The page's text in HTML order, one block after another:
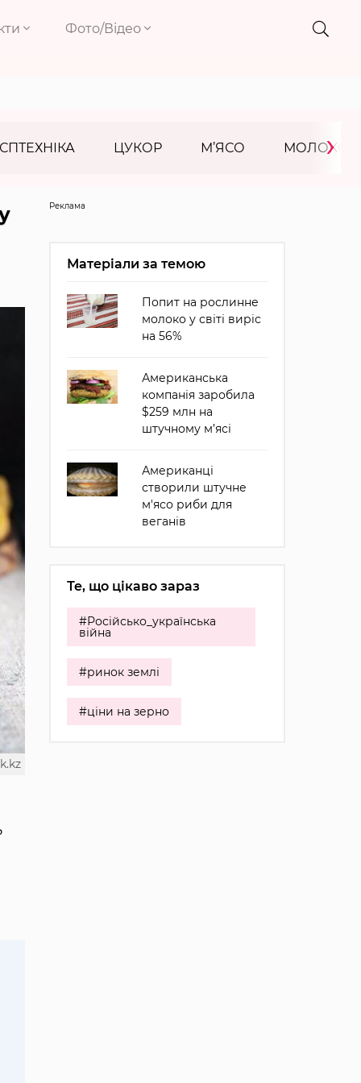
Фото/Відео
ЦУКОР М’ЯСО МОЛОКО
›
Реклама
Матеріали за темою
Попит на рослинне
молоко у світі виріс
на 56%
Американська
компанія заробила
$259 млн на
штучному м’ясі
Американці
створили штучне
м'ясо риби для
веганів
Те, що цікаво зараз
#Російсько_українська
війна
#ринок землі
#ціни на зерно